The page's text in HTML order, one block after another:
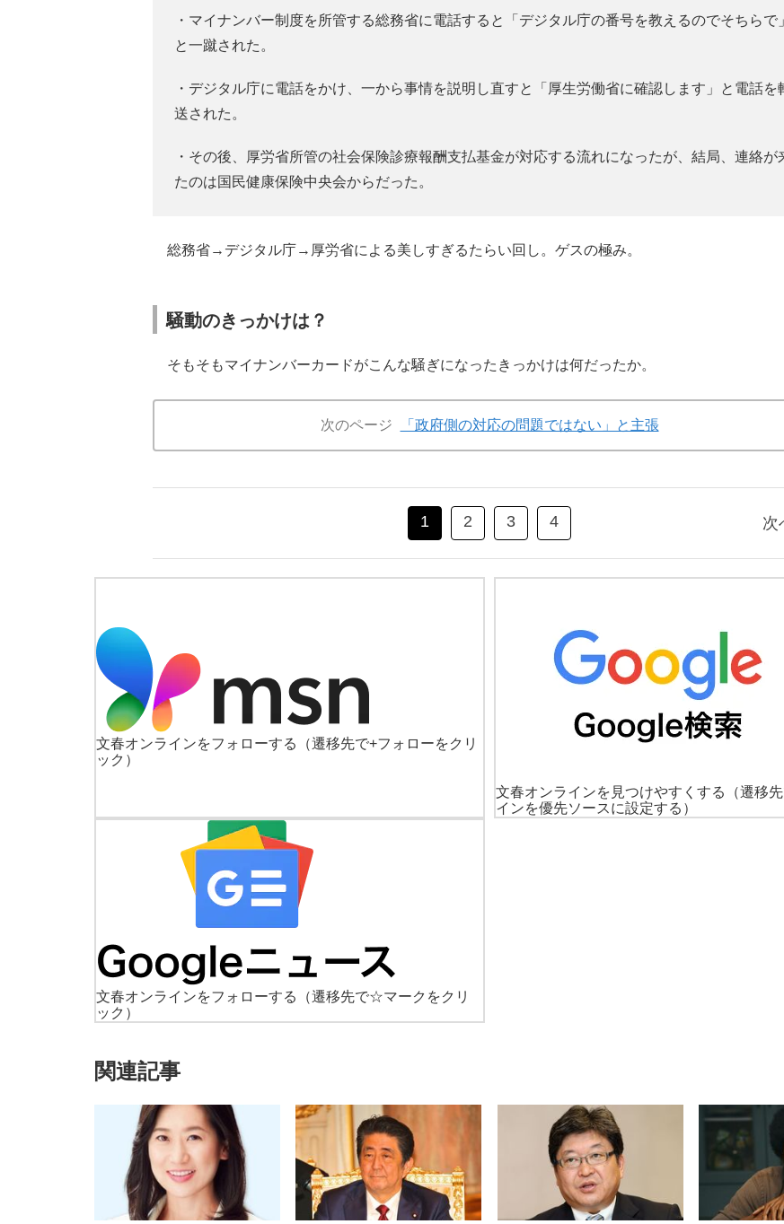
・マイナンバー制度を所管する総務省に電話すると「デジタル庁の番号を教えるのでそちらで」
と一蹴された。
・デジタル庁に電話をかけ、一から事情を説明し直すと「厚生労働省に確認します」と電話を
送された。
・その後、厚労省所管の社会保険診療報酬支払基金が対応する流れになったが、結局、連絡が
たのは国民健康保険中央会からだった。
総務省→デジタル庁→厚労省による美しすぎるたらい回し。ゲスの極み。
騒動のきっかけは？
そもそもマイナンバーカードがこんな騒ぎになったきっかけは何だったか。
次のページ 「政府側の対応の問題ではない」と主張
1 2 3 4 次
文春オンラインをフォローする
（遷移先で+フォローをクリ
ック）
文春オンラインを見つけやすくする
（遷移
インを優先ソースに設定する）
文春オンラインをフォローする
（遷移先で☆マークをクリ
ック）
関連記事